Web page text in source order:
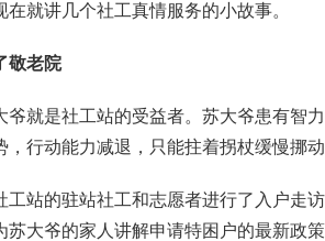
就讲几个社工真情服务的小故事。
敬老院
爷就是社工站的受益者。苏大爷患有智
，行动能力减退，只能拄着拐杖缓慢挪
工站的驻站社工和志愿者进行了入户走
苏大爷的家人讲解申请特困户的最新政